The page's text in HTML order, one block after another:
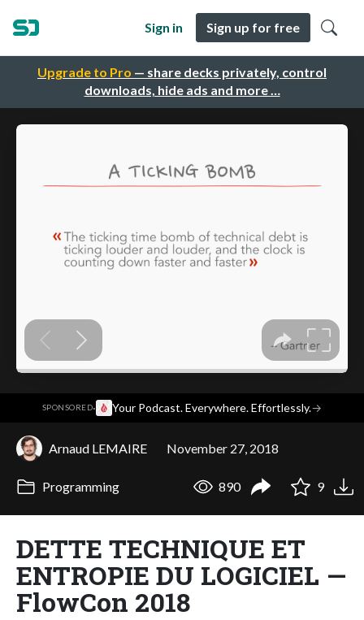
Upgrade to Pro — share decks privately, control
downloads, hide ads and more …
Sign in Sign up for free
SPONSORED· Your Podcast. Everywhere. Effortlessly.→
Arnaud LEMAIRE November 27, 2018
Programming 890 9
DETTE TECHNIQUE ET
ENTROPIE DU LOGICIEL —
FlowCon 2018